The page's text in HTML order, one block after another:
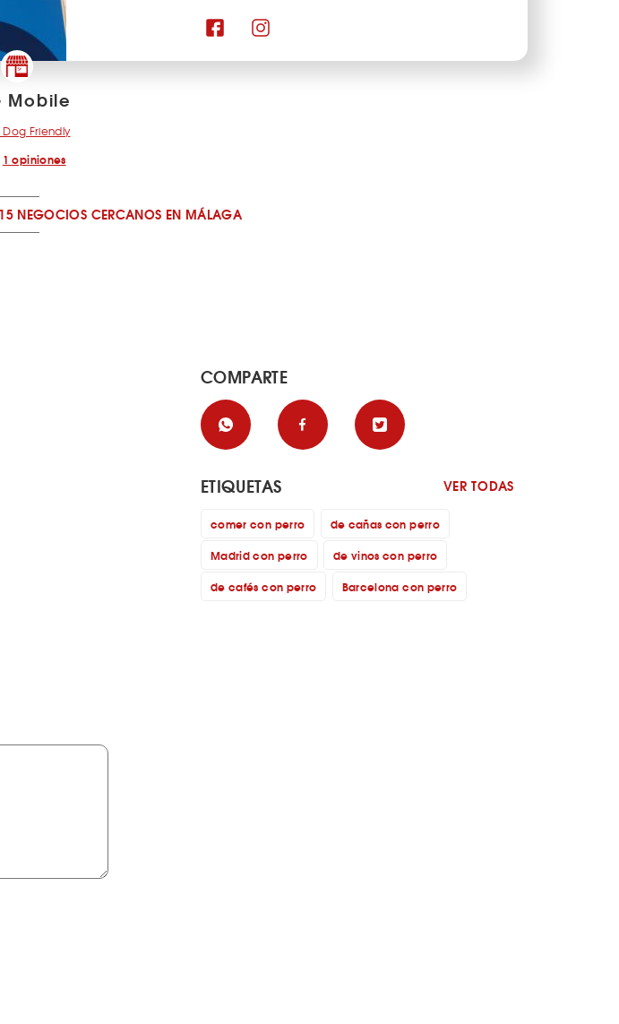
Mobile
Dog Friendly
1 opiniones
15 NEGOCIOS CERCANOS EN MÁLAGA
COMPARTE
ETIQUETAS VER TODAS
comer con perro
de cañas con perro
Madrid con perro
de vinos con perro
de cafés con perro
Barcelona con perro